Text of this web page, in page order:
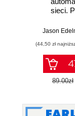
sieci.
następnej
Jason
(44,50 zł
89.00zł